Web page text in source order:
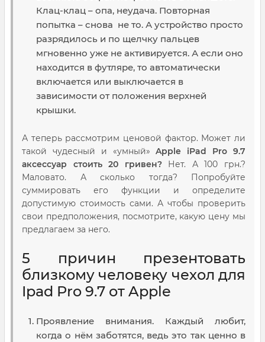
Клац-клац – опа, неудача. Повторная
попытка – снова не то. А устройство просто
разрядилось и по щелчку пальцев
мгновенно уже не активируется. А если оно
находится в футляре, то автоматически
включается или выключается в
зависимости от положения верхней
крышки.
А теперь рассмотрим ценовой фактор. Может ли
такой чудесный и «умный»Apple iPad Pro 9.7
аксессуар стоить 20 гривен?Нет. А 100 грн.?
Маловато. А сколько тогда? Попробуйте
суммировать его функции и определите
допустимую стоимость сами. А чтобы проверить
свои предположения, посмотрите, какую цену мы
предлагаем за него.
5 причин презентовать
близкому человеку чехол для
Ipad Pro 9.7 от Apple
Проявление внимания. Каждый любит,
когда о нём заботятся, ведь это так ценно в